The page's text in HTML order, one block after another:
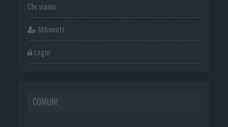
Chi siamo
Abbonati
Login
COMUNI